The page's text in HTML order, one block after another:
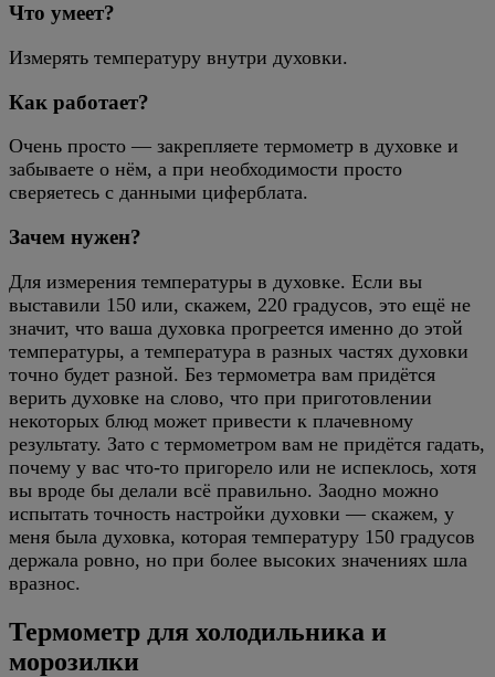
Что умеет?
Измерять температуру внутри духовки.
Как работает?
Очень просто — закрепляете термометр в духовке и
забываете о нём, а при необходимости просто
сверяетесь с данными циферблата.
Зачем нужен?
Для измерения температуры в духовке. Если вы
выставили 150 или, скажем, 220 градусов, это ещё не
значит, что ваша духовка прогреется именно до этой
температуры, а температура в разных частях духовки
точно будет разной. Без термометра вам придётся
верить духовке на слово, что при приготовлении
некоторых блюд может привести к плачевному
результату. Зато с термометром вам не придётся гадать,
почему у вас что-то пригорело или не испеклось, хотя
вы вроде бы делали всё правильно. Заодно можно
испытать точность настройки духовки — скажем, у
меня была духовка, которая температуру 150 градусов
держала ровно, но при более высоких значениях шла
вразнос.
Термометр для холодильника и
морозилки